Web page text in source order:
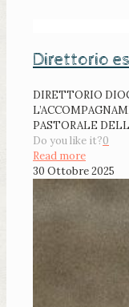
Direttorio
DIRETTORIO
PASTORALE
Do you like it?0
Read more
30 Ottobre 2025